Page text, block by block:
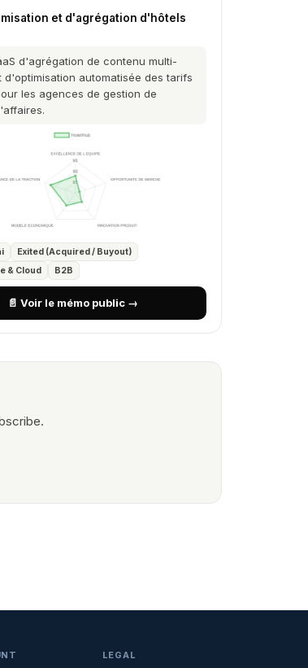
et d'agrégation d'hôtels
d'agrégation de contenu multi-
d'optimisation automatisée des tarifs
les agences de gestion de
Exited (Acquired / Buyout)
& Cloud
B2B
📄 Voir le mémo public →
LEGAL